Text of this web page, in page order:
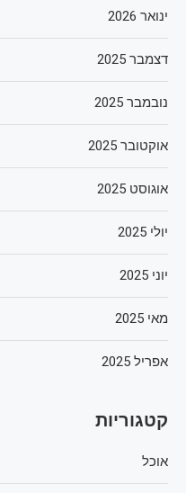
ינואר 2026
דצמבר 2025
נובמבר 2025
אוקטובר 2025
אוגוסט 2025
יולי 2025
יוני 2025
מאי 2025
אפריל 2025
קטגוריות
אוכל